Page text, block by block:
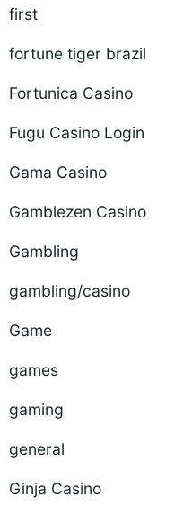
first
fortune tiger brazil
Fortunica Casino
Fugu Casino Login
Gama Casino
Gamblezen Casino
Gambling
gambling/casino
Game
games
gaming
general
Ginja Casino